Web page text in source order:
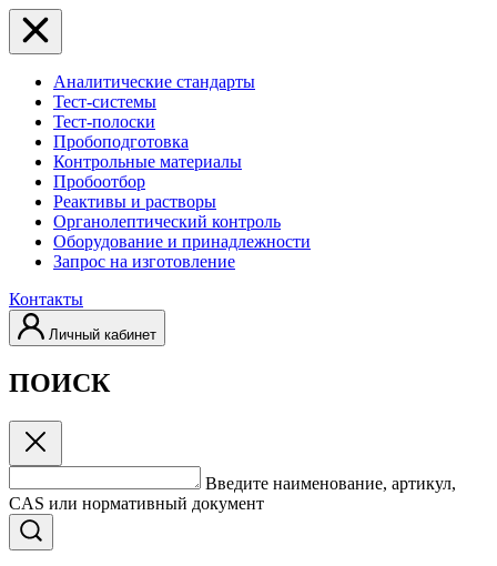
Аналитические стандарты
Тест-системы
Тест-полоски
Пробоподготовка
Контрольные материалы
Пробоотбор
Реактивы и растворы
Органолептический контроль
Оборудование и принадлежности
Запрос на изготовление
Контакты
Личный кабинет
ПОИСК
Введите наименование, артикул,
CAS или нормативный документ